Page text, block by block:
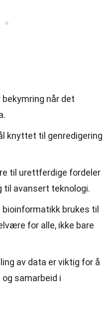
når det
knyttet til genredigering
til urettferdige fordeler
til avansert teknologi.
brukes til
for alle, ikke bare
av data er viktig for å
samarbeid i